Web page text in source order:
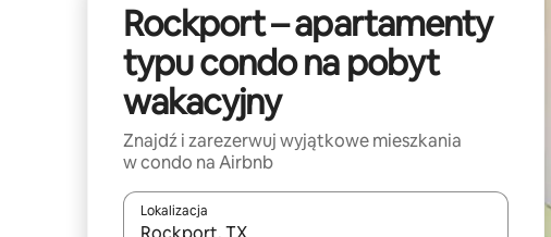
Rockport – apartamenty
typu condo na pobyt
wakacyjny
Znajdź i zarezerwuj wyjątkowe mieszkania
w condo na Airbnb
Lokalizacja
Gdy wyniki będą dostępne, możesz poruszać się po nich